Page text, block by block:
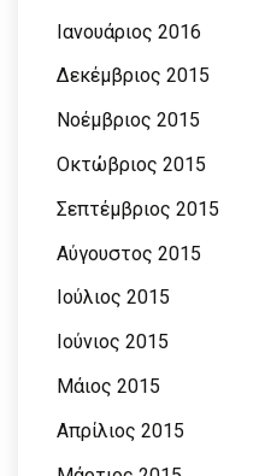
Ιανουάριος 2016
Δεκέμβριος 2015
Νοέμβριος 2015
Οκτώβριος 2015
Σεπτέμβριος 2015
Αύγουστος 2015
Ιούλιος 2015
Ιούνιος 2015
Μάιος 2015
Απρίλιος 2015